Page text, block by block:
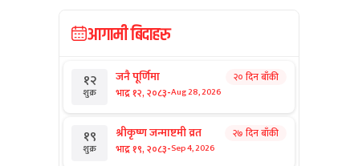
आगामी बिदाहरु
१२
शुक्र
जनै पूर्णिमा
भाद्र १२, २०८३-Aug 28, 2026
२० दिन बाँकी
१९
शुक्र
श्रीकृष्ण जन्माष्टमी व्रत
भाद्र १९, २०८३-Sep 4, 2026
२७ दिन बाँकी